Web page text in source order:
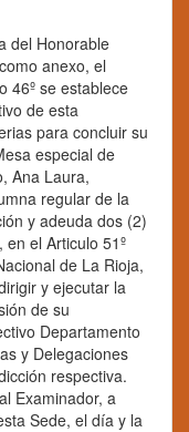
del Honorable
anexo, el
46º se establece
de esta
para concluir su
especial de
Ana Laura,
regular de la
y adeuda dos (2)
el Articulo 51º
de La Rioja,
y ejecutar la
de su
Departamento
y Delegaciones
respectiva.
Examinador, a
Sede, el día y la